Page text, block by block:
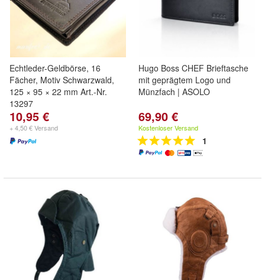
Echtleder-Geldbörse, 16
Fächer, Motiv Schwarzwald,
125 × 95 × 22 mm Art.-Nr.
13297
10,95 €
+ 4,50 € Versand
Hugo Boss CHEF Brieftasche
mit geprägtem Logo und
Münzfach | ASOLO
69,90 €
Kostenloser Versand
1